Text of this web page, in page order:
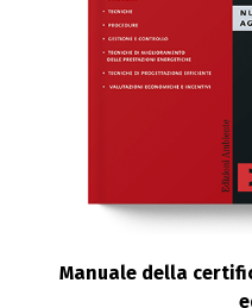
Manuale della